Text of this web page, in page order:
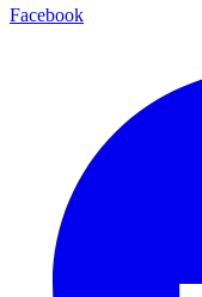
Facebook